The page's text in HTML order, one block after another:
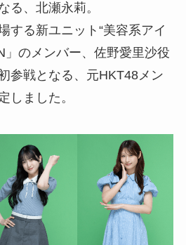
る、北瀬永莉。
する新ユニット“美容系アイ
」のメンバー、佐野愛里沙役
参戦となる、元HKT48メン
しました。